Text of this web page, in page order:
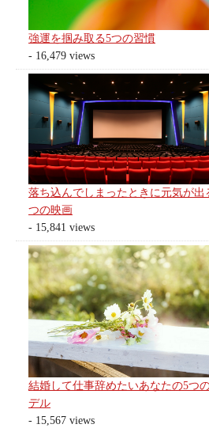
強運を掴み取る5つの習慣
- 16,479 views
落ち込んでしまったときに元気が出
つの映画
- 15,841 views
結婚して仕事辞めたいあなたの5つ
デル
- 15,567 views